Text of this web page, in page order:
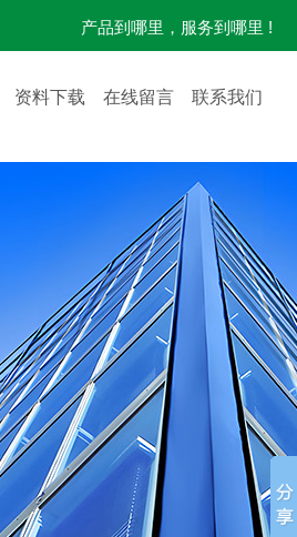
产品到哪里，服务到哪里 !
资料下载 在线留言 联系我们